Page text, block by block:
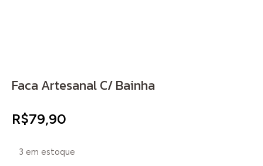
Faca Artesanal C/ Bainha
R$79,90
3 em estoque